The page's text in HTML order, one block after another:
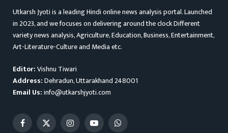
Utkarsh Jyoti is a leading Hindi online news analysis portal. Launched
in 2023, and we focuses on delivering around the clock Different
variety news analysis, Agriculture, Education, Business, Entertainment,
Art-Literature-Culture and Media etc.
Editor:Vishnu Tiwari
Address:Dehradun, Uttarakhand 248001
Email Us:info@utkarshjyoti.com
Facebook
X
InstagramYouTubeWhatsApp